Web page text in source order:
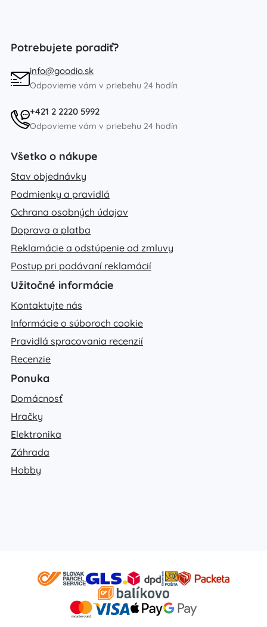
Potrebujete poradiť?
info@goodio.sk
Odpovieme vám v priebehu 24 hodín
+421 2 2220 5992
Odpovieme vám v priebehu 24 hodín
Všetko o nákupe
Stav objednávky
Podmienky a pravidlá
Ochrana osobných údajov
Doprava a platba
Reklamácie a odstúpenie od zmluvy
Postup pri podávaní reklamácií
Užitočné informácie
Kontaktujte nás
Informácie o súboroch cookie
Pravidlá spracovania recenzií
Recenzie
Ponuka
Domácnosť
Hračky
Elektronika
Záhrada
Hobby